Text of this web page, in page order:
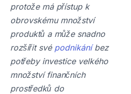
protože má přístup k
obrovskému množství
produktů a může snadno
rozšířit své podnikáníbez
potřeby investice velkého
množství finančních
prostředků do